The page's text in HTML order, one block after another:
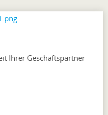
Ihrer Geschäftspartner